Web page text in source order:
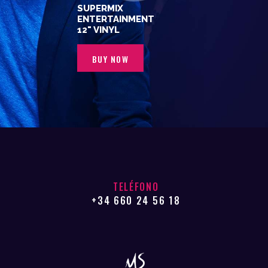
SUPERMIX
ENTERTAINMENT
12" VINYL
BUY NOW
TELÉFONO
+34 660 24 56 18